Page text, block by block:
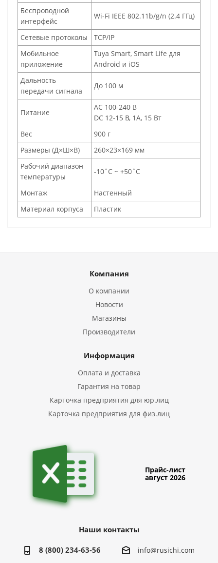
Беспроводной
интерфейс
Wi-Fi IEEE 802.11b/g/n (2.4 ГГц)
Сетевые протоколы
TCP/IP
Мобильное
приложение
Tuya Smart, Smart Life для
Android и iOS
Дальность
передачи сигнала
До 100 м
Питание
АС 100-240 В
DC 12-15 В, 1А, 15 Вт
Вес
900 г
Размеры (Д×Ш×В)
260×23×169 мм
Рабочий диапазон
температуры
-10˚C ~ +50˚C
Монтаж
Настенный
Материал корпуса
Пластик
Компания
О компании
Новости
Магазины
Производители
Информация
Оплата и доставка
Гарантия на товар
Карточка предприятия для юр.лиц
Карточка предприятия для физ.лиц
Прайс-лист
август 2026
Наши контакты
8 (800) 234-63-56 info@rusichi.com